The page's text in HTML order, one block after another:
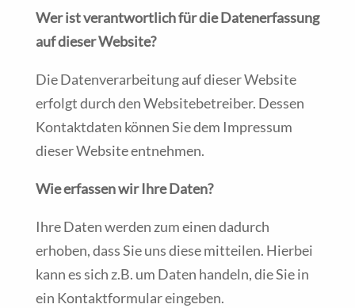
Wer ist verantwortlich für die Datenerfassung
auf dieser Website?
Die Datenverarbeitung auf dieser Website
erfolgt durch den Websitebetreiber. Dessen
Kontaktdaten können Sie dem Impressum
dieser Website entnehmen.
Wie erfassen wir Ihre Daten?
Ihre Daten werden zum einen dadurch
erhoben, dass Sie uns diese mitteilen. Hierbei
kann es sich z.B. um Daten handeln, die Sie in
ein Kontaktformular eingeben.